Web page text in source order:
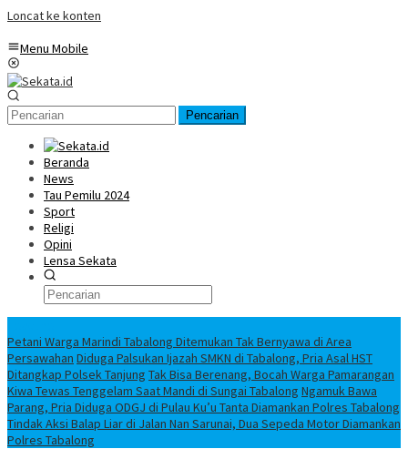
Loncat ke konten
Menu Mobile
Pencarian
Beranda
News
Tau Pemilu 2024
Sport
Religi
Opini
Lensa Sekata
Petani Warga Marindi Tabalong Ditemukan Tak Bernyawa di Area
Persawahan Diduga Palsukan Ijazah SMKN di Tabalong, Pria Asal HST
Ditangkap Polsek Tanjung Tak Bisa Berenang, Bocah Warga Pamarangan
Kiwa Tewas Tenggelam Saat Mandi di Sungai Tabalong Ngamuk Bawa
Parang, Pria Diduga ODGJ di Pulau Ku’u Tanta Diamankan Polres Tabalong
Tindak Aksi Balap Liar di Jalan Nan Sarunai, Dua Sepeda Motor Diamankan
Polres Tabalong